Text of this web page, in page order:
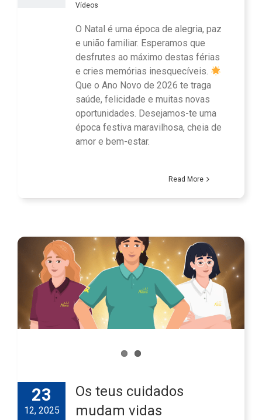
Vídeos
O Natal é uma época de alegria, paz
e união familiar. Esperamos que
desfrutes ao máximo destas férias
e cries memórias inesquecíveis.
Que o Ano Novo de 2026 te traga
saúde, felicidade e muitas novas
oportunidades. Desejamos-te uma
época festiva maravilhosa, cheia de
amor e bem-estar.
Read More
23
12, 2025
Os teus cuidados
mudam vidas